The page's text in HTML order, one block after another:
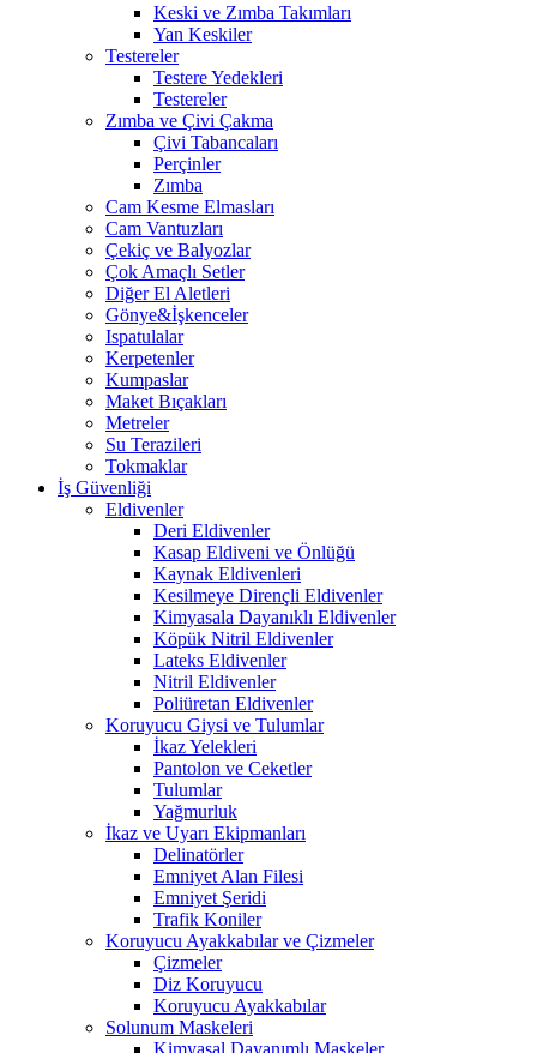
Keski ve Zımba Takımları
Yan Keskiler
Testereler
Testere Yedekleri
Testereler
Zımba ve Çivi Çakma
Çivi Tabancaları
Perçinler
Zımba
Cam Kesme Elmasları
Cam Vantuzları
Çekiç ve Balyozlar
Çok Amaçlı Setler
Diğer El Aletleri
Gönye&İşkenceler
Ispatulalar
Kerpetenler
Kumpaslar
Maket Bıçakları
Metreler
Su Terazileri
Tokmaklar
İş Güvenliği
Eldivenler
Deri Eldivenler
Kasap Eldiveni ve Önlüğü
Kaynak Eldivenleri
Kesilmeye Dirençli Eldivenler
Kimyasala Dayanıklı Eldivenler
Köpük Nitril Eldivenler
Lateks Eldivenler
Nitril Eldivenler
Poliüretan Eldivenler
Koruyucu Giysi ve Tulumlar
İkaz Yelekleri
Pantolon ve Ceketler
Tulumlar
Yağmurluk
İkaz ve Uyarı Ekipmanları
Delinatörler
Emniyet Alan Filesi
Emniyet Şeridi
Trafik Koniler
Koruyucu Ayakkabılar ve Çizmeler
Çizmeler
Diz Koruyucu
Koruyucu Ayakkabılar
Solunum Maskeleri
Kimyasal Dayanımlı Maskeler